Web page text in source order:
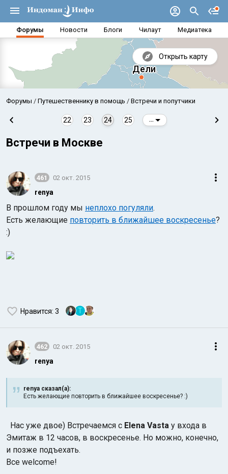
Форумы Новости Блоги Чилаут Медиатека
Открыть карту
Аравийское море
Форумы Путешественнику в помощь Встречи и попутчики
22 23 24 25
Встречи в Москве
461 02 окт. 2015
renya
В прошлом году мы неплохо погуляли.
Есть желающие повторить в ближайшее воскресенье?
:)
Нравится: 3 T
462 02 окт. 2015
renya
renya сказал(а):
Есть желающие повторить в ближайшее воскресенье? :)
Нас уже двое) Встречаемся с Elena Vasta у входа в
Эмитаж в 12 часов, в воскресенье. Но можно, конечно,
и позже подъехать.
Все welcome!